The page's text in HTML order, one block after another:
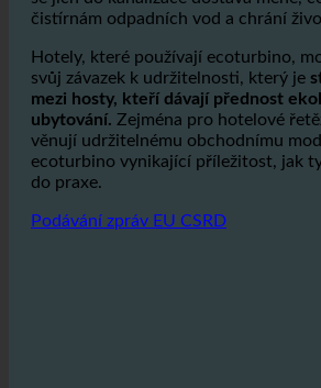
spotřebovává méně energie,
který
skleníkových plynů.
Snížením
se jich do kanalizace dostává méně,
čistírnám odpadních vod a chrání
Hotely, které používají ecoturbino,
svůj závazek k udržitelnosti, který je
mezi hosty, kteří dávají přednost
ubytování.
Zejména pro hotelové
věnují udržitelnému obchodnímu
ecoturbino vynikající příležitost, jak